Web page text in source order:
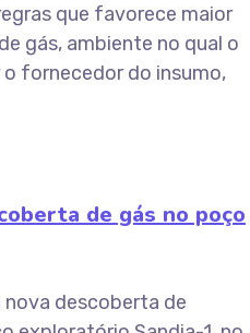
que favorece maior
gás, ambiente no qual o
fornecedor do insumo,
de gás no poço
descoberta de